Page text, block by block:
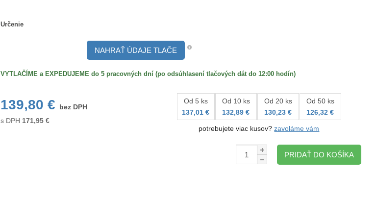
Určenie
NAHRAŤ ÚDAJE TLAČE
VYTLAČÍME a EXPEDUJEME do 5 pracovných dní (po odsúhlasení tlačových dát do 12:00 hodín)
139,80 €
bez DPH
s DPH 171,95€
Od 5 ks
137,01 €
Od 10 ks
132,89 €
Od 20 ks
130,23 €
Od 50 ks
126,32 €
potrebujete viac kusov?zavoláme vám
Množstvo:
PRIDAŤ DO KOŠÍKA